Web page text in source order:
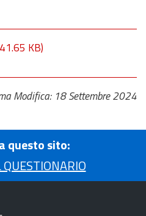
KB)
Modifica: 18 Settembre 2024
questo sito: